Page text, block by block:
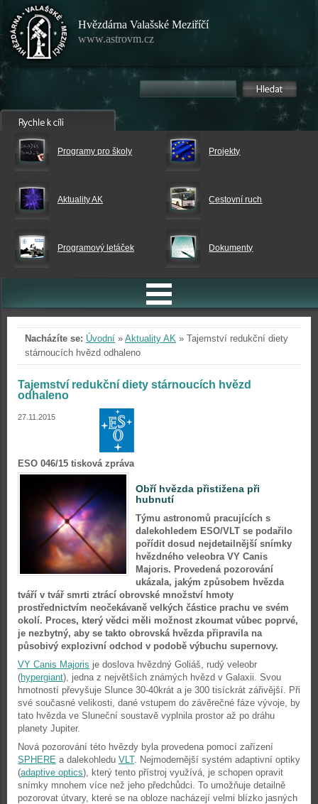
Hvězdárna Valašské Meziříčí
www.astrovm.cz
Programy pro školy Projekty
Aktuality AK Cestovní ruch
Programový letáček Dokumenty
Nacházíte se: Úvodní » Aktuality AK » Tajemství redukční diety
stárnoucích hvězd odhaleno
Tajemství redukční diety stárnoucích hvězd
odhaleno
27.11.2015
ESO 046/15 tisková zpráva
Obří hvězda přistižena při
hubnutí
Týmu astronomů pracujících s
dalekohledem ESO/VLT se podařilo
pořídit dosud nejdetailnější snímky
hvězdného veleobra VY Canis
Majoris. Provedená pozorování
ukázala, jakým způsobem hvězda
tváří v tvář smrti ztrácí obrovské množství hmoty
prostřednictvím neočekávaně velkých částice prachu ve svém
okolí. Proces, který vědci měli možnost zkoumat vůbec poprvé,
je nezbytný, aby se takto obrovská hvězda připravila na
působivý explozivní odchod v podobě výbuchu supernovy.
VY Canis Majoris je doslova hvězdný Goliáš, rudý veleobr
(hypergiant), jedna z největších známých hvězd v Galaxii. Svou
hmotností převyšuje Slunce 30-40krát a je 300 tisíckrát zářivější. Při
své současné velikosti, dané vstupem do závěrečné fáze vývoje, by
tato hvězda ve Sluneční soustavě vyplnila prostor až po dráhu
planety Jupiter.
Nová pozorování této hvězdy byla provedena pomocí zařízení
SPHERE a dalekohledu VLT. Nejmodernější systém adaptivní optiky
(adaptive optics), který tento přístroj využívá, je schopen opravit
snímky mnohem více než jeho předchůdci. To umožňuje detailně
pozorovat útvary, které se na obloze nacházejí velmi blízko jasných